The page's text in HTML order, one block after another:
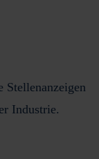
Stellenanzeigen
Industrie.